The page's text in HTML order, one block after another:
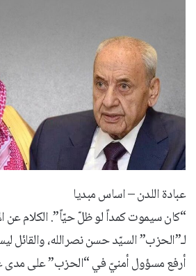
عبادة اللدن – اساس مبديا
“كان سيموت كمداً لو ظلّ حيّاً”. الكلام عن
لـ”الحزب” السيّد حسن نصرالله، والقائل
أرفع مسؤول أمنيّ في “الحزب” على مدى